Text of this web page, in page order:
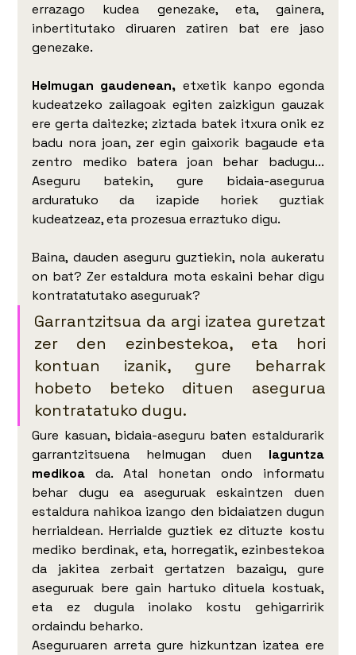
errazago kudea genezake, eta, gainera,
inbertitutako diruaren zatiren bat ere jaso
genezake.
Helmugan gaudenean, etxetik kanpo egonda
kudeatzeko zailagoak egiten zaizkigun gauzak
ere gerta daitezke; ziztada batek itxura onik ez
badu nora joan, zer egin gaixorik bagaude eta
zentro mediko batera joan behar badugu...
Aseguru batekin, gure bidaia-asegurua
arduratuko da izapide horiek guztiak
kudeatzeaz, eta prozesua erraztuko digu.
Baina, dauden aseguru guztiekin, nola aukeratu
on bat? Zer estaldura mota eskaini behar digu
kontratatutako aseguruak?
Garrantzitsua da argi izatea guretzat
zer den ezinbestekoa, eta hori
kontuan izanik, gure beharrak
hobeto beteko dituen asegurua
kontratatuko dugu.
Gure kasuan, bidaia-aseguru baten estaldurarik
garrantzitsuena helmugan duen laguntza
medikoa da. Atal honetan ondo informatu
behar dugu ea aseguruak eskaintzen duen
estaldura nahikoa izango den bidaiatzen dugun
herrialdean. Herrialde guztiek ez dituzte kostu
mediko berdinak, eta, horregatik, ezinbestekoa
da jakitea zerbait gertatzen bazaigu, gure
aseguruak bere gain hartuko dituela kostuak,
eta ez dugula inolako kostu gehigarririk
ordaindu beharko.
Aseguruaren arreta gure hizkuntzan izatea ere